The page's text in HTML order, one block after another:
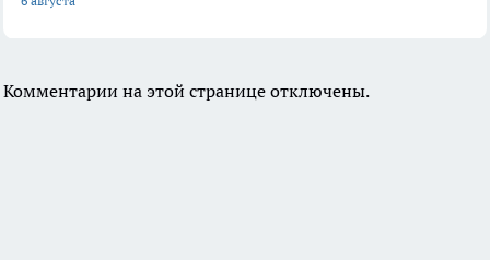
Комментарии на этой странице отключены.